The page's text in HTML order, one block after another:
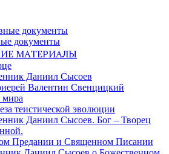
документы
документы
МАТЕРИАЛЫ
Даниил Сысоев
Валентин Свенцицкий
мира
теистической эволюции
Даниил Сысоев. Бог – Творец
Предании и Священном Писании